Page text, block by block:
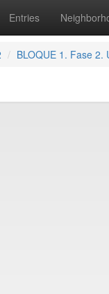
Entries
BLOQUE 1. Fase 2.